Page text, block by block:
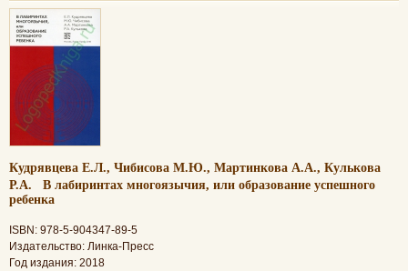
Кудрявцева Е.Л., Чибисова М.Ю., Мартинкова А.А., Кулькова
Р.А. В лабиринтах многоязычия, или образование успешного
ребенка
ISBN: 978-5-904347-89-5
Издательство: Линка-Пресс
Год издания: 2018